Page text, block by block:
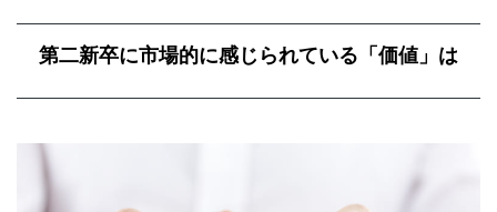
第二新卒に市場的に感じられている「価値」は